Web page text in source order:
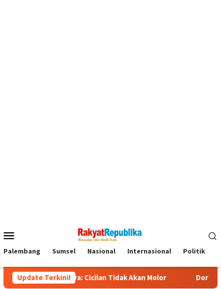
Mobile
Palembang Sumsel Nasional Internasional Politik
Update Terkini!
Cicilan Tidak Akan Molor Dorong Pelaku UMKM